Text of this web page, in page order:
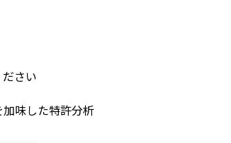
さい
味した特許分析